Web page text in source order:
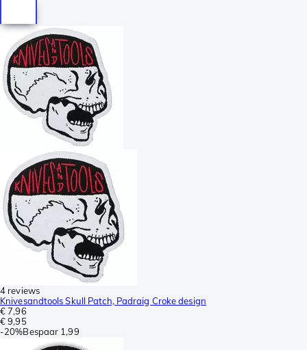
4 reviews
Knivesandtools Skull Patch, Padraig Croke design
€ 7,96
€ 9,95
-20%Bespaar 1,99